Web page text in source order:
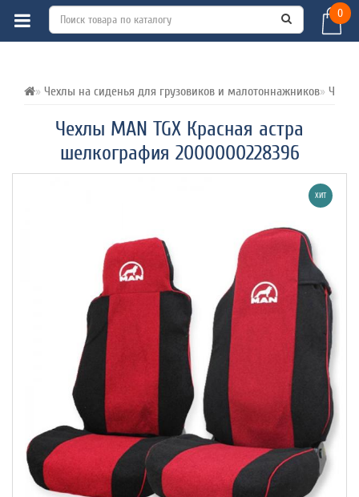
0
Чехлы на сиденья для грузовиков и малотоннажников
Чехлы MAN TGX Красная астра
шелкография 2000000228396
ВСЕ О ТОВАРЕ ХАРАКТЕРИСТИКИ
ХИТ